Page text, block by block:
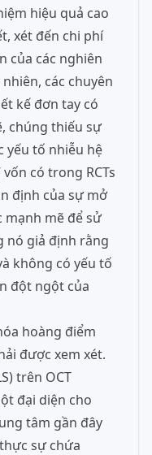
hiệu quả cao
xét đến chi phí
của các nghiên
các chuyên
kế đơn tay có
chúng thiếu sự
yếu tố nhiễu hệ
có trong RCTs
định của sự mở
mạnh mẽ để sử
nó giả định rằng
không có yếu tố
đột ngột của
hoàng điểm
được xem xét.
trên OCT
đại diện cho
tâm gần đây
sự chứa